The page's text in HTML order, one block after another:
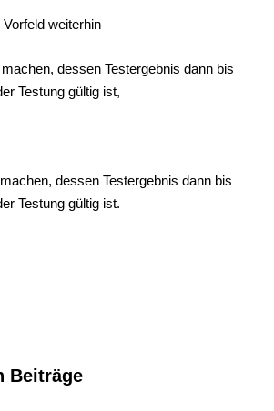
weiterhin
machen, dessen Testergebnis dann bis
Testung gültig ist,
machen, dessen Testergebnis dann bis
Testung gültig ist.
Beiträge